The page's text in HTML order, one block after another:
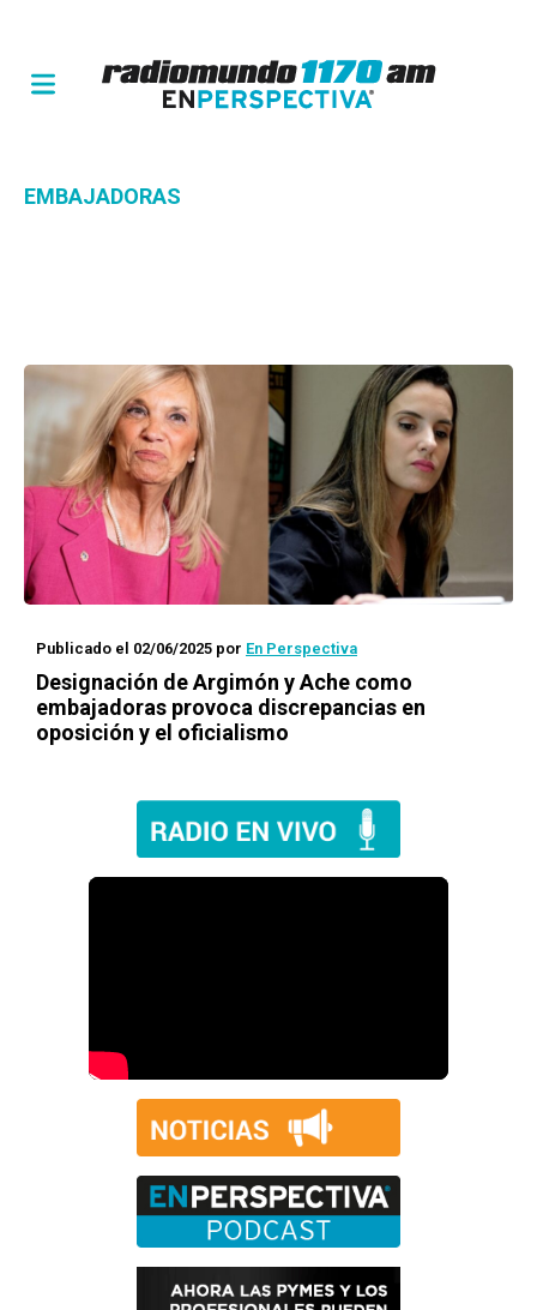
EMBAJADORAS
Publicado el 02/06/2025 por En Perspectiva
Designación de Argimón y Ache como
embajadoras provoca discrepancias en
oposición y el oficialismo